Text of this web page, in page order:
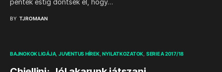
péntek estig döntsék el, hogy…
BY TJROMAAN
BAJNOKOK LIGÁJA JUVENTUS HÍREK NYILATKOZATOK SERIE A 2017/18